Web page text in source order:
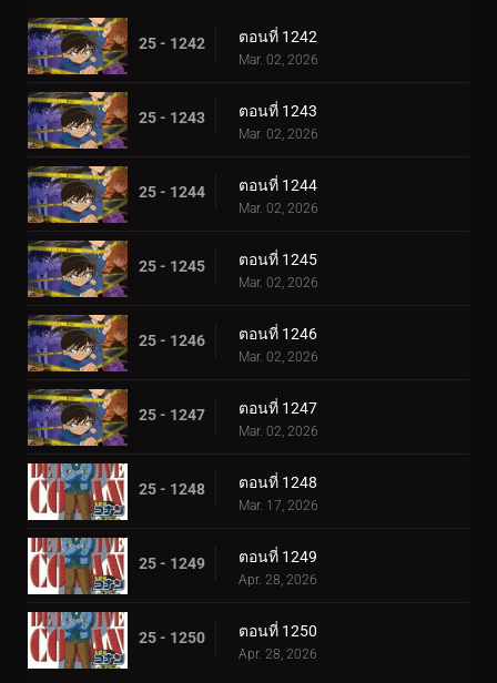
25 - 1242 ตอนที่ 1242
Mar. 02, 2026
25 - 1243 ตอนที่ 1243
Mar. 02, 2026
25 - 1244 ตอนที่ 1244
Mar. 02, 2026
25 - 1245 ตอนที่ 1245
Mar. 02, 2026
25 - 1246 ตอนที่ 1246
Mar. 02, 2026
25 - 1247 ตอนที่ 1247
Mar. 02, 2026
25 - 1248 ตอนที่ 1248
Mar. 17, 2026
25 - 1249 ตอนที่ 1249
Apr. 28, 2026
25 - 1250 ตอนที่ 1250
Apr. 28, 2026